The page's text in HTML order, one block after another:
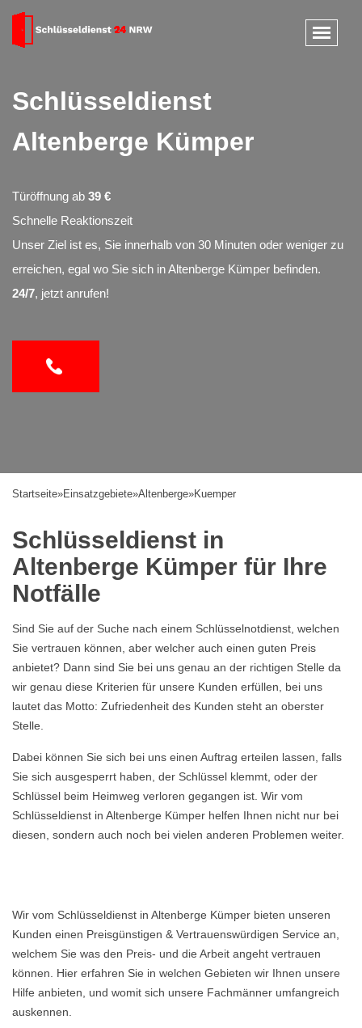
Schlüsseldienst
Altenberge Kümper
Türöffnung ab 39 €
Schnelle Reaktionszeit
Unser Ziel ist es, Sie innerhalb von 30 Minuten oder weniger zu
erreichen, egal wo Sie sich in Altenberge Kümper befinden.
24/7, jetzt anrufen!
Startseite»Einsatzgebiete»Altenberge»Kuemper
Schlüsseldienst in
Altenberge Kümper für Ihre
Notfälle
Sind Sie auf der Suche nach einem Schlüsselnotdienst, welchen
Sie vertrauen können, aber welcher auch einen guten Preis
anbietet? Dann sind Sie bei uns genau an der richtigen Stelle da
wir genau diese Kriterien für unsere Kunden erfüllen, bei uns
lautet das Motto: Zufriedenheit des Kunden steht an oberster
Stelle.
Dabei können Sie sich bei uns einen Auftrag erteilen lassen, falls
Sie sich ausgesperrt haben, der Schlüssel klemmt, oder der
Schlüssel beim Heimweg verloren gegangen ist. Wir vom
Schlüsseldienst in Altenberge Kümper helfen Ihnen nicht nur bei
diesen, sondern auch noch bei vielen anderen Problemen weiter.
Wir vom Schlüsseldienst in Altenberge Kümper bieten unseren
Kunden einen Preisgünstigen & Vertrauenswürdigen Service an,
welchem Sie was den Preis- und die Arbeit angeht vertrauen
können. Hier erfahren Sie in welchen Gebieten wir Ihnen unsere
Hilfe anbieten, und womit sich unsere Fachmänner umfangreich
auskennen.